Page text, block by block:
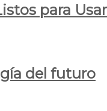
para
del futuro